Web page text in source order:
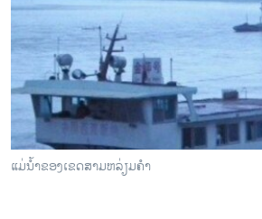
ຊຸມຊົນຊາວລາວ
ວິທະຍາສາດ-ເທັກໂນໂລຈີ
ທຸລະກິດ
ພາສາອັງກິດ
ວີດີໂອ
ແມ່ນໍ້າຂອງເຂດສາມຫລ່ຽມຄໍາ